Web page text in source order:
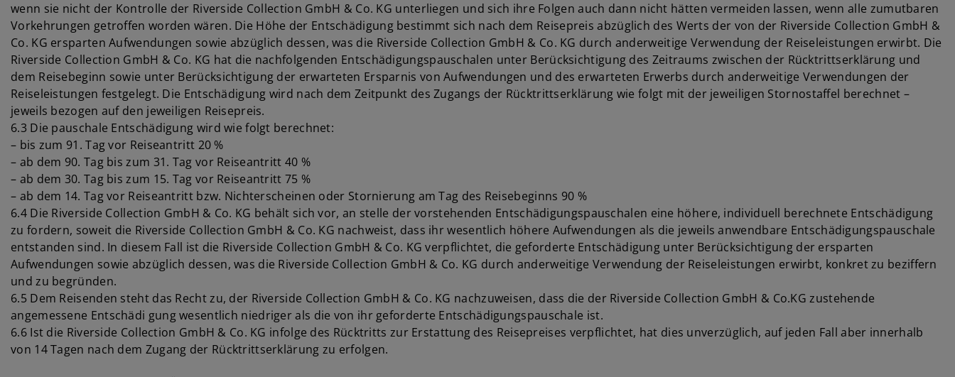
wenn sie nicht der Kontrolle der Riverside Collection GmbH & Co. KG unterliegen und sich ihre Folgen auch dann nicht hätten vermeiden lassen, wenn alle zumutbaren
Vorkehrungen getroffen worden wären. Die Höhe der Entschädigung bestimmt sich nach dem Reisepreis abzüglich des Werts der von der Riverside Collection GmbH &
Co. KG ersparten Aufwendungen sowie abzüglich dessen, was die Riverside Collection GmbH & Co. KG durch anderweitige Verwendung der Reiseleistungen erwirbt. Die
Riverside Collection GmbH & Co. KG hat die nachfolgenden Entschädigungspauschalen unter Berücksichtigung des Zeitraums zwischen der Rücktrittserklärung und
dem Reisebeginn sowie unter Berücksichtigung der erwarteten Ersparnis von Aufwendungen und des erwarteten Erwerbs durch anderweitige Verwendungen der
Reiseleistungen festgelegt. Die Entschädigung wird nach dem Zeitpunkt des Zugangs der Rücktrittserklärung wie folgt mit der jeweiligen Stornostaffel berechnet –
jeweils bezogen auf den jeweiligen Reisepreis.
6.3 Die pauschale Entschädigung wird wie folgt berechnet:
– bis zum 91. Tag vor Reiseantritt 20 %
– ab dem 90. Tag bis zum 31. Tag vor Reiseantritt 40 %
– ab dem 30. Tag bis zum 15. Tag vor Reiseantritt 75 %
– ab dem 14. Tag vor Reiseantritt bzw. Nichterscheinen oder Stornierung am Tag des Reisebeginns 90 %
6.4 Die Riverside Collection GmbH & Co. KG behält sich vor, an stelle der vorstehenden Entschädigungspauschalen eine höhere, individuell berechnete Entschädigung
zu fordern, soweit die Riverside Collection GmbH & Co. KG nachweist, dass ihr wesentlich höhere Aufwendungen als die jeweils anwendbare Entschädigungspauschale
entstanden sind. In diesem Fall ist die Riverside Collection GmbH & Co. KG verpflichtet, die geforderte Entschädigung unter Berücksichtigung der ersparten
Aufwendungen sowie abzüglich dessen, was die Riverside Collection GmbH & Co. KG durch anderweitige Verwendung der Reiseleistungen erwirbt, konkret zu beziffern
und zu begründen.
6.5 Dem Reisenden steht das Recht zu, der Riverside Collection GmbH & Co. KG nachzuweisen, dass die der Riverside Collection GmbH & Co.KG zustehende
angemessene Entschädi gung wesentlich niedriger als die von ihr geforderte Entschädigungspauschale ist.
6.6 Ist die Riverside Collection GmbH & Co. KG infolge des Rücktritts zur Erstattung des Reisepreises verpflichtet, hat dies unverzüglich, auf jeden Fall aber innerhalb
von 14 Tagen nach dem Zugang der Rücktrittserklärung zu erfolgen.